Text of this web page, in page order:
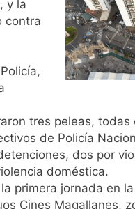
y la
contra
tres peleas, todas
de Policía
dos por
doméstica.
primera jornada en
Cines Magallanes,